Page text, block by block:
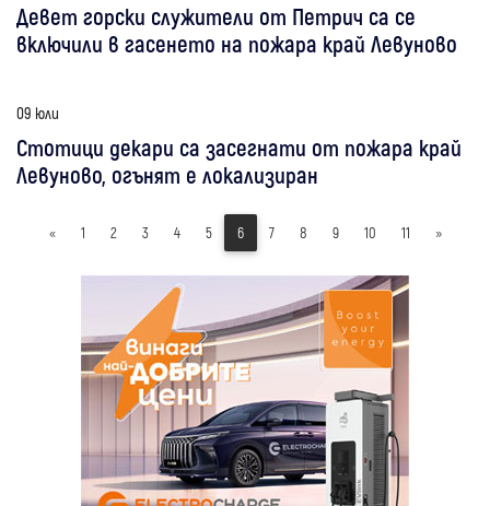
Девет горски служители от Петрич са се
включили в гасенето на пожара край Левуново
09 юли
Стотици декари са засегнати от пожара край
Левуново, огънят е локализиран
« 1 2 3 4 5 6 7 8 9 10 11 »